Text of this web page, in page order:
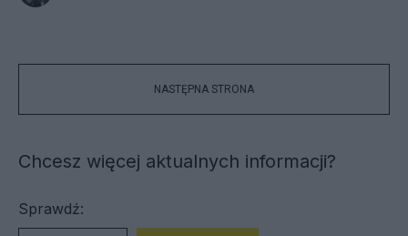
NASTĘPNA STRONA
Chcesz więcej aktualnych informacji?
Sprawdź: